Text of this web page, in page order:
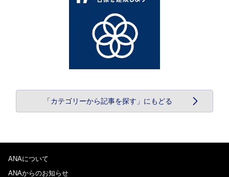
「カテゴリーから記事を探す」にもどる
ANAについて
ANAからのお知らせ